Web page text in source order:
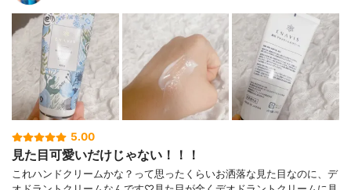
5.00
見た目可愛いだけじゃない！！！
これハンドクリームかな？って思ったくらいお洒落な見た目なのに、デ